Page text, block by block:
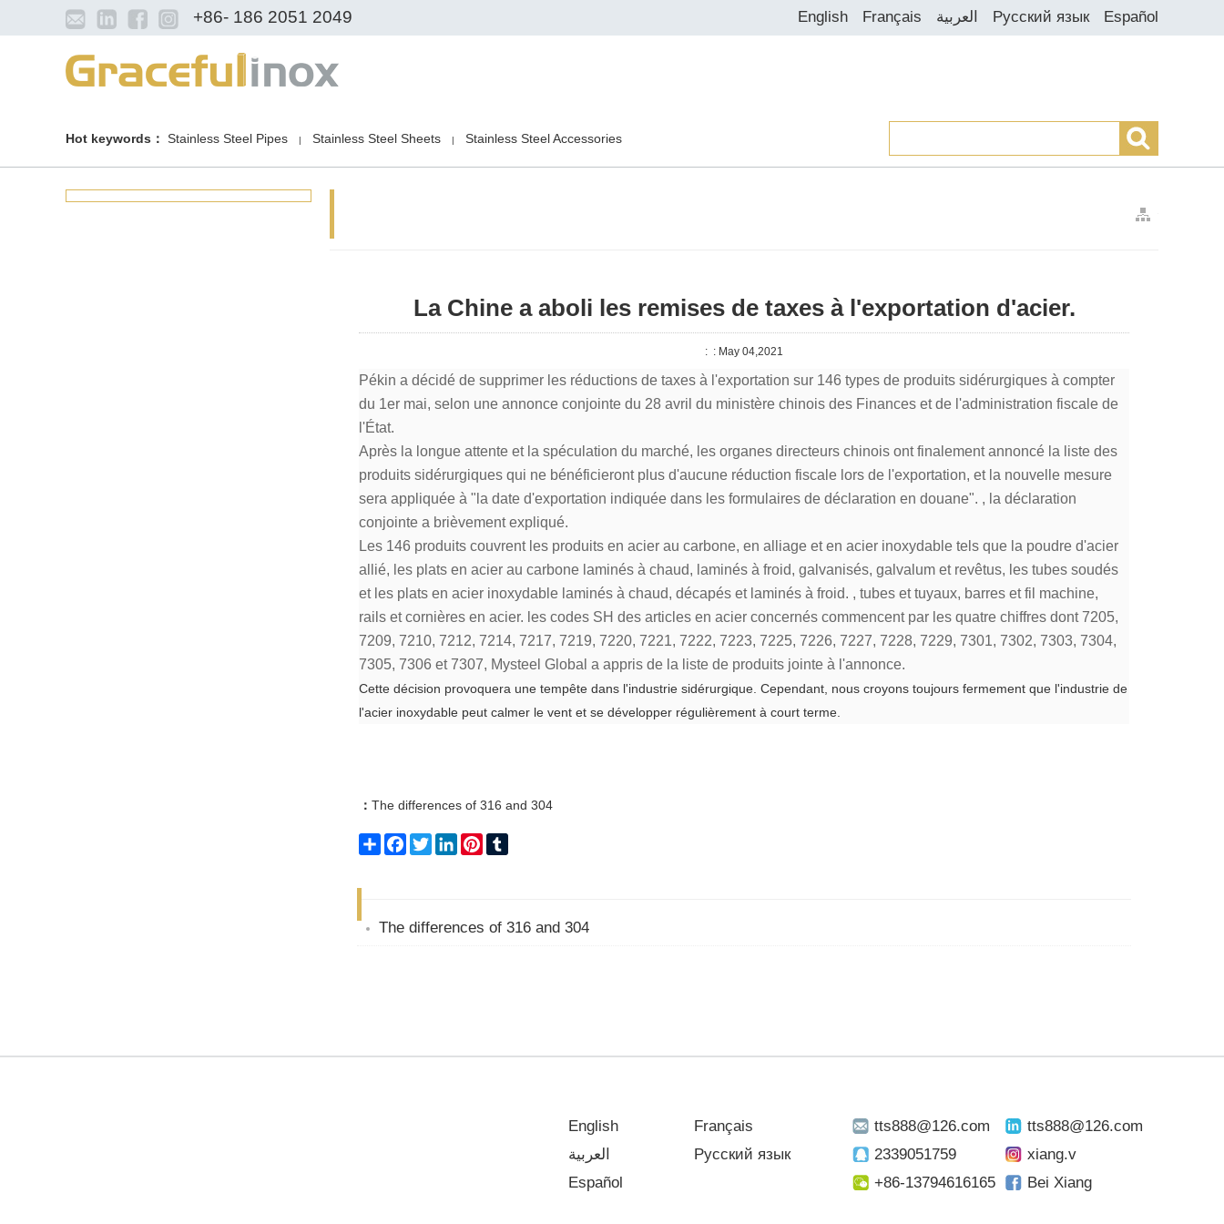
+86- 186 2051 2049 English Français العربية Русский язык Español
Hot keywords： Stainless Steel Pipes | Stainless Steel Sheets | Stainless Steel Accessories
La Chine a aboli les remises de taxes à l'exportation d'acier.
: : May 04,2021
Pékin a décidé de supprimer les réductions de taxes à l'exportation sur 146 types de produits sidérurgiques à compter
du 1er mai, selon une annonce conjointe du 28 avril du ministère chinois des Finances et de l'administration fiscale de
l'État.
Après la longue attente et la spéculation du marché, les organes directeurs chinois ont finalement annoncé la liste des
produits sidérurgiques qui ne bénéficieront plus d'aucune réduction fiscale lors de l'exportation, et la nouvelle mesure
sera appliquée à "la date d'exportation indiquée dans les formulaires de déclaration en douane". , la déclaration
conjointe a brièvement expliqué.
Les 146 produits couvrent les produits en acier au carbone, en alliage et en acier inoxydable tels que la poudre d'acier
allié, les plats en acier au carbone laminés à chaud, laminés à froid, galvanisés, galvalum et revêtus, les tubes soudés
et les plats en acier inoxydable laminés à chaud, décapés et laminés à froid. , tubes et tuyaux, barres et fil machine,
rails et cornières en acier. les codes SH des articles en acier concernés commencent par les quatre chiffres dont 7205,
7209, 7210, 7212, 7214, 7217, 7219, 7220, 7221, 7222, 7223, 7225, 7226, 7227, 7228, 7229, 7301, 7302, 7303, 7304,
7305, 7306 et 7307, Mysteel Global a appris de la liste de produits jointe à l'annonce.
Cette décision provoquera une tempête dans l'industrie sidérurgique. Cependant, nous croyons toujours fermement que l'industrie de
l'acier inoxydable peut calmer le vent et se développer régulièrement à court terme.
：The differences of 316 and 304
ShareFacebookTwitterLinkedInPinterest
The differences of 316 and 304
English
Français
العربية
Русский язык
Español
tts888@126.com
tts888@126.com
2339051759
xiang.v
+86-13794616165
Bei Xiang